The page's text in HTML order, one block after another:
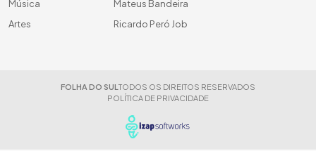
Música
Artes
Mateus Bandeira
Ricardo Peró Job
FOLHA DO SUL TODOS OS DIREITOS RESERVADOS
POLÍTICA DE PRIVACIDADE